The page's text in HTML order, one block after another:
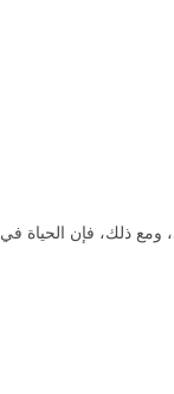
ذلك، فإن الحياة في